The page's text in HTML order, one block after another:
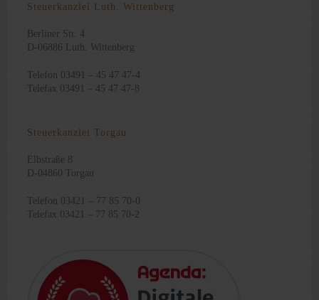
Steuerkanzlei Luth. Wittenberg
Berliner Str. 4
D-06886 Luth. Wittenberg
Telefon 03491 – 45 47 47-4
Telefax 03491 – 45 47 47-8
Steuerkanzlei Torgau
Elbstraße 8
D-04860 Torgau
Telefon 03421 – 77 85 70-0
Telefax 03421 – 77 85 70-2